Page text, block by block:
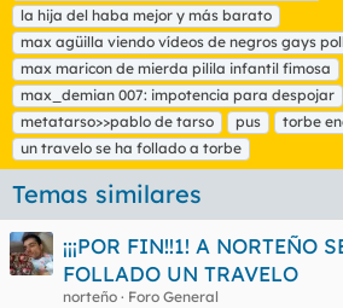
la hija del haba mejor y más barato
max agüilla viendo vídeos de negros gays
max maricon de mierda pilila infantil fimosa
max_demian 007: impotencia para despojar
metatarso>>pablo de tarso
pus
torbe
un travelo se ha follado a torbe
Temas similares
¡¡¡POR FIN!!1! A NORTEÑO
FOLLADO UN TRAVELO
norteño
Foro General